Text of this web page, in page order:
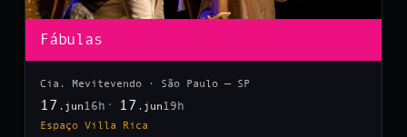
Fábulas
Cia. Mevitevendo · São Paulo — SP
17 .jun 16h 17 .jun 19h
Espaço Villa Rica